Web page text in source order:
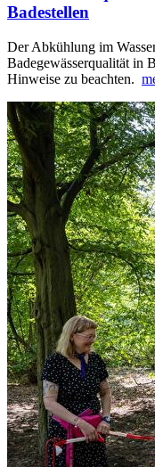
Badestellen
Der Abkühlung im
Badegewässerqualität in
Hinweise zu beachten.